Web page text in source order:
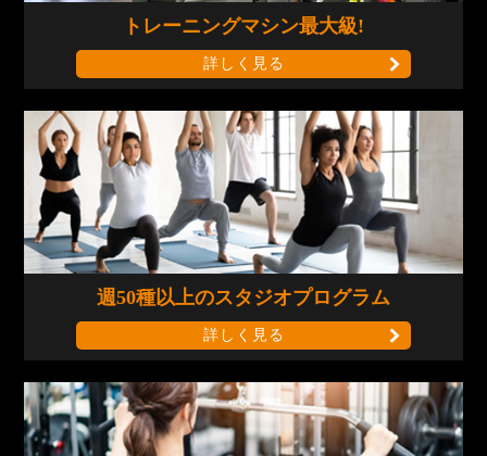
トレーニングマシン最大級!
詳しく見る
週50種以上のスタジオプログラム
詳しく見る